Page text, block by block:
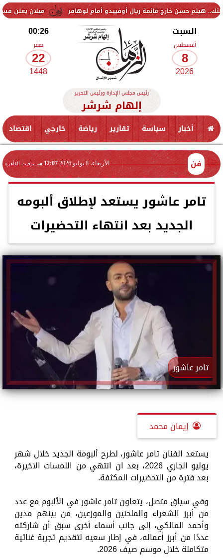
ميلان يعلن فسخ عقد خارج قائمة ريال أوفييدو أمام لوهافر
السبت
أغسطس
8
2026
00:26
صفر
22
1448
رئيس مجلس الإدارة ورئيس التحرير
إلهام شرشر
أخبار سياسة تقارير رياضة خارجي اقتصاد
فن الأربعاء، 8 يوليو 2026 12:07 مـ بتوقيت القاهرة
تامر عاشور يستعد لإطلاق ألبومه
الجديد بعد انتهاء التحضيرات
تامر عاشور
إيمان محمد
يستعد الفنان تامر عاشور، لطرح ألبومة الجديد خلال شهر
يوليو الجاري 2026، بعد ان انتهي من اللمسات الاخيرة،
بعد فترة من التحضيرات المكثفة.
وفي سياق متصل، يتعاون تامر عاشور في الألبوم مع عدد
من أبرز الشعراء والملحنين والموزعين، من بينهم مدين
وأحمد المالكي، إلى جانب أسماء أخرى سبق أن شاركته
عددًا من أبرز أعماله، في إطار سعيه لتقديم تجربة غنائية
متكاملة خلال موسم صيف 2026.